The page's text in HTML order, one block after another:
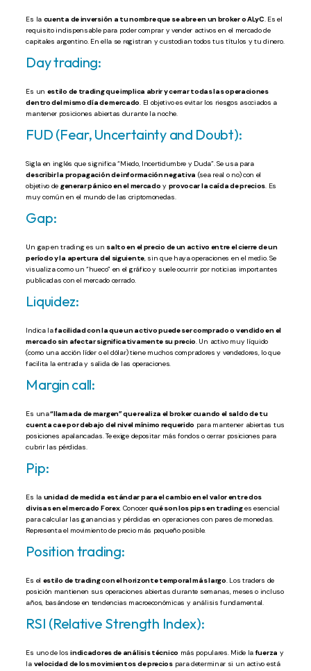
Es la cuenta de inversión a tu nombre que se abre en un broker o ALyC . Es el
requisito indispensable para poder comprar y vender activos en el mercado de
capitales argentino. En ella se registran y custodian todos tus títulos y tu dinero.
Day trading:
Es un estilo de trading que implica abrir y cerrar todas las operaciones
dentro del mismo día de mercado . El objetivo es evitar los riesgos asociados a
mantener posiciones abiertas durante la noche.
FUD (Fear, Uncertainty and Doubt):
Sigla en inglés que significa “Miedo, Incertidumbre y Duda”. Se usa para
describir la propagación de información negativa (sea real o no) con el
objetivo de generar pánico en el mercado y provocar la caída de precios . Es
muy común en el mundo de las criptomonedas.
Gap:
Un gap en trading es un salto en el precio de un activo entre el cierre de un
período y la apertura del siguiente, sin que haya operaciones en el medio. Se
visualiza como un “hueco” en el gráfico y suele ocurrir por noticias importantes
publicadas con el mercado cerrado.
Liquidez:
Indica lafacilidad con la que un activo puede ser comprado o vendido en el
mercado sin afectar significativamente su precio . Un activo muy líquido
(como una acción líder o el dólar) tiene muchos compradores y vendedores, lo que
facilita la entrada y salida de las operaciones.
Margin call:
Es una“llamada de margen” que realiza el broker cuando el saldo de tu
cuenta cae por debajo del nivel mínimo requerido para mantener abiertas tus
posiciones apalancadas. Te exige depositar más fondos o cerrar posiciones para
cubrir las pérdidas.
Pip:
Es la unidad de medida estándar para el cambio en el valor entre dos
divisas en el mercado Forex. Conocerqué son los pips en tradinges esencial
para calcular las ganancias y pérdidas en operaciones con pares de monedas.
Representa el movimiento de precio más pequeño posible.
Position trading:
Es el estilo de trading con el horizonte temporal más largo . Los traders de
posición mantienen sus operaciones abiertas durante semanas, meses o incluso
años, basándose en tendencias macroeconómicas y análisis fundamental.
RSI (Relative Strength Index):
Es uno de losindicadores de análisis técnico más populares. Mide la fuerza y
la velocidad de los movimientos de preciospara determinar si un activo está